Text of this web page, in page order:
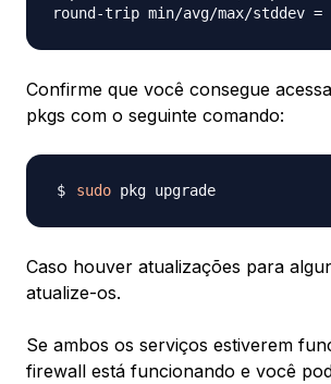
Confirme que você consegue
pkgs com o seguinte comando:
sudo
Caso houver atualizações para
atualize-os.
Se ambos os serviços estiverem
firewall está funcionando e você